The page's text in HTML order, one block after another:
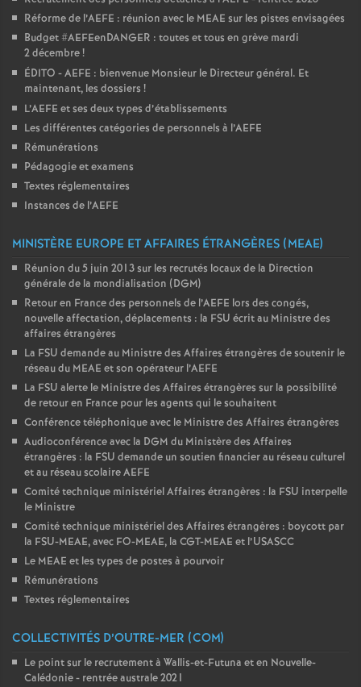
Réforme de l’AEFE : réunion avec le MEAE sur les pistes envisagées
Budget #AEFEenDANGER : toutes et tous en grève mardi
2 décembre!
ÉDITO - AEFE : bienvenue Monsieur le Directeur général. Et
maintenant, les dossiers !
L’AEFE et ses deux types d’établissements
Les différentes catégories de personnels à l’AEFE
Rémunérations
Pédagogie et examens
Textes réglementaires
Instances de l’AEFE
MINISTÈRE EUROPE ET AFFAIRES ÉTRANGÈRES (MEAE)
Réunion du 5 juin 2013 sur les recrutés locaux de la Direction
générale de la mondialisation (DGM)
Retour en France des personnels de l’AEFE lors des congés,
nouvelle affectation, déplacements : la FSU écrit au Ministre des
affaires étrangères
La FSU demande au Ministre des Affaires étrangères de soutenir le
réseau du MEAE et son opérateur l’AEFE
La FSU alerte le Ministre des Affaires étrangères sur la possibilité
de retour en France pour les agents qui le souhaitent
Conférence téléphonique avec le Ministre des Affaires étrangères
Audioconférence avec la DGM du Ministère des Affaires
étrangères : la FSU demande un soutien financier au réseau culturel
et au réseau scolaire AEFE
Comité technique ministériel Affaires étrangères : la FSU interpelle
le Ministre
Comité technique ministériel des Affaires étrangères : boycott par
la FSU-MEAE, avec FO-MEAE, la CGT-MEAE et l’USASCC
Le MEAE et les types de postes à pourvoir
Rémunérations
Textes réglementaires
COLLECTIVITÉS D’OUTRE-MER (COM)
Le point sur le recrutement à Wallis-et-Futuna et en Nouvelle-
Calédonie - rentrée australe 2021